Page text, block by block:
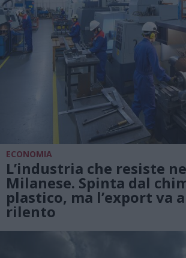
ECONOMIA
L’industria che resiste
Milanese. Spinta dal
plastico, ma l’export va
rilento